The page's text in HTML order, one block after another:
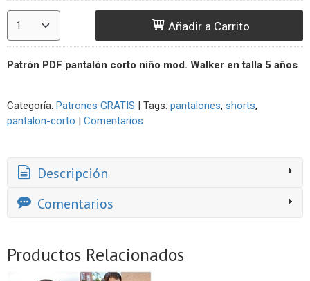
Añadir a Carrito
Patrón PDF pantalón corto niño mod. Walker en talla 5 años
Categoría: Patrones GRATIS | Tags: pantalones shorts
pantalon-corto | Comentarios
Descripción
Comentarios
Productos Relacionados